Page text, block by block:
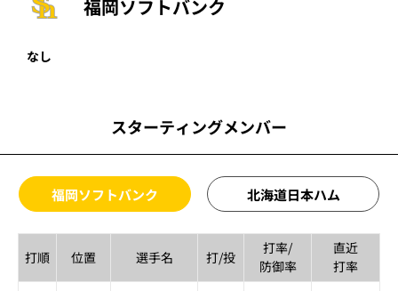
福岡ソフトバンク
なし
スターティングメンバー
福岡ソフトバンク 北海道日本ハム
打順 位置 選手名 打/投
打率/
防御率
直近
打率